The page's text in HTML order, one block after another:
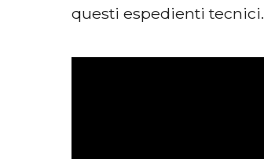
questi espedienti tecnici.